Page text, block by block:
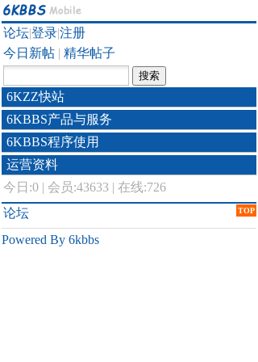
论坛|登录|注册
今日新帖 | 精华帖子
6KZZ快站
6KBBS产品与服务
6KBBS程序使用
运营资料
今日:0 | 会员:43633 | 在线:726
TOP
论坛
Powered By 6kbbs